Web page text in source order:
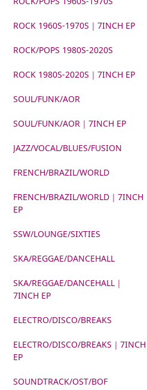
ROCK 1960S-1970S｜7INCH EP
ROCK/POPS 1980S-2020S
ROCK 1980S-2020S｜7INCH EP
SOUL/FUNK/AOR
SOUL/FUNK/AOR｜7INCH EP
JAZZ/VOCAL/BLUES/FUSION
FRENCH/BRAZIL/WORLD
FRENCH/BRAZIL/WORLD｜7INCH
EP
SSW/LOUNGE/SIXTIES
SKA/REGGAE/DANCEHALL
SKA/REGGAE/DANCEHALL｜
7INCH EP
ELECTRO/DISCO/BREAKS
ELECTRO/DISCO/BREAKS｜7INCH
EP
SOUNDTRACK/OST/BOF